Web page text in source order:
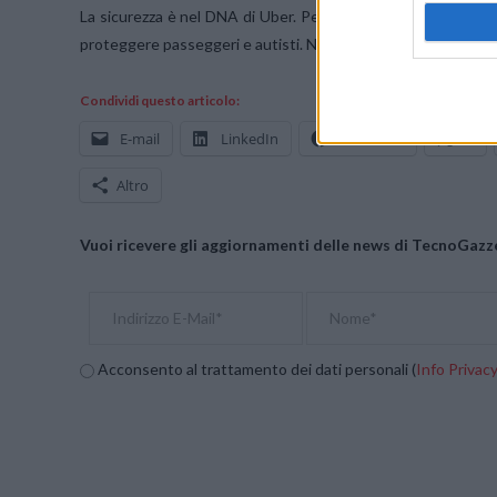
La sicurezza è nel DNA di Uber. Per questo motivo, fin
proteggere passeggeri e autisti. Nell’ultimo anno, tra le altre
Condividi questo articolo:
E-mail LinkedIn Facebook X
Altro
Vuoi ricevere gli aggiornamenti delle news di
Acconsento al trattamento dei dati personali (Info Privacy